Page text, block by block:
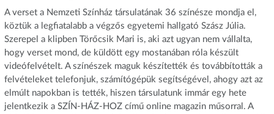
A verset a Nemzeti Színház társulatának 36 színésze mondja el,
köztük a legfiatalabb a végzős egyetemi hallgató Szász Júlia.
Szerepel a klipben Törőcsik Mari is, aki azt ugyan nem vállalta,
hogy verset mond, de küldött egy mostanában róla készült
videófelvételt. A színészek maguk készítették és továbbították a
felvételeket telefonjuk, számítógépük segítségével, ahogy azt az
elmúlt napokban is tették, hiszen társulatunk immár egy hete
jelentkezik a SZÍN-HÁZ-HOZ című online magazin műsorral. A